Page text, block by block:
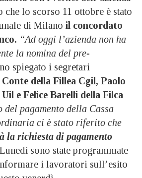
che lo scorso 11 ottobre è stato
di Milano il concordato
“Ad oggi l’azienda non ha
la nomina del pre-
spiegato i segretari
della Fillea Cgil, Paolo
e Felice Barelli della Filca
del pagamento della Cassa
ci è stato riferito che
la richiesta di pagamento
Lunedì sono state programmate
i lavoratori sull’esito